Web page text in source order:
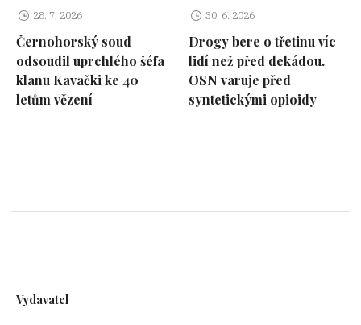
28. 7. 2026
Černohorský soud
odsoudil uprchlého šéfa
klanu Kavački ke 40
letům vězení
30. 6. 2026
Drogy bere o třetinu víc
lidí než před dekádou.
OSN varuje před
syntetickými opioidy
Vydavatel